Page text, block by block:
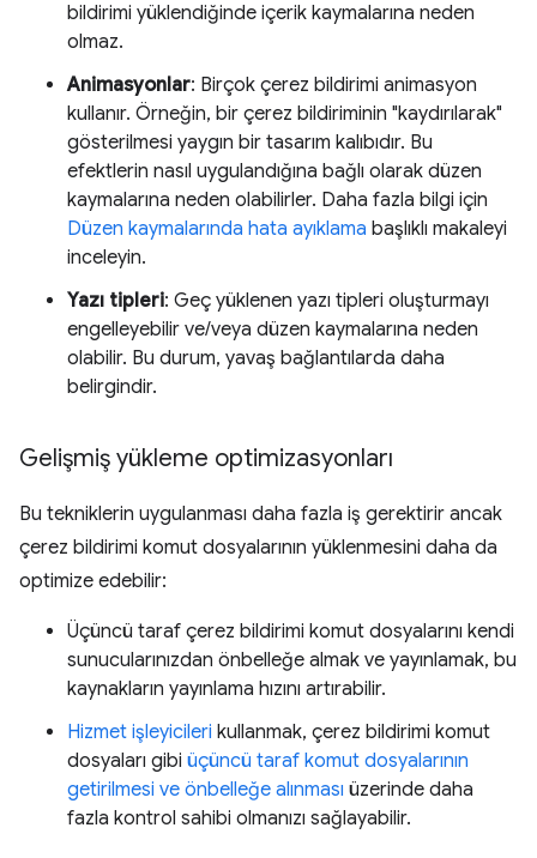
bildirimi yüklendiğinde içerik kaymalarına neden
olmaz.
Animasyonlar: Birçok çerez bildirimi animasyon
kullanır. Örneğin, bir çerez bildiriminin "kaydırılarak"
gösterilmesi yaygın bir tasarım kalıbıdır. Bu
efektlerin nasıl uygulandığına bağlı olarak düzen
kaymalarına neden olabilirler. Daha fazla bilgi için
Düzen kaymalarında hata ayıklama başlıklı makaleyi
inceleyin.
Yazı tipleri: Geç yüklenen yazı tipleri oluşturmayı
engelleyebilir ve/veya düzen kaymalarına neden
olabilir. Bu durum, yavaş bağlantılarda daha
belirgindir.
Gelişmiş yükleme optimizasyonları
Bu tekniklerin uygulanması daha fazla iş gerektirir ancak
çerez bildirimi komut dosyalarının yüklenmesini daha da
optimize edebilir:
Üçüncü taraf çerez bildirimi komut dosyalarını kendi
sunucularınızdan önbelleğe almak ve yayınlamak, bu
kaynakların yayınlama hızını artırabilir.
Hizmet işleyicileri kullanmak, çerez bildirimi komut
dosyaları gibi üçüncü taraf komut dosyalarının
getirilmesi ve önbelleğe alınması üzerinde daha
fazla kontrol sahibi olmanızı sağlayabilir.